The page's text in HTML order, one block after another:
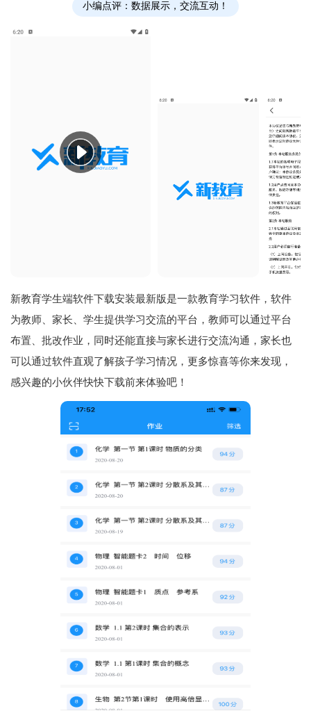
小编点评： 数据展示，交流互动！
新教育学生端软件下载安装最新版是一款教育学习软件，软件
为教师、家长、学生提供学习交流的平台，教师可以通过平台
布置、批改作业，同时还能直接与家长进行交流沟通，家长也
可以通过软件直观了解孩子学习情况，更多惊喜等你来发现，
感兴趣的小伙伴快快下载前来体验吧！